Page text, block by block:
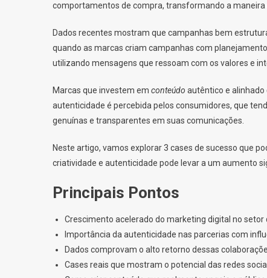
comportamentos de compra, transformando a
Dados recentes mostram que campanhas bem
quando as marcas criam campanhas com
utilizando mensagens que ressoam com os valores e
Marcas que investem em conteúdo autêntico e alinhado
autenticidade é percebida pelos consumidores, que
genuínas e transparentes em suas comunicações.
Neste artigo, vamos explorar 3 cases de sucesso que
criatividade e autenticidade pode levar a um aumento
Principais Pontos
Crescimento acelerado do marketing digital no setor
Importância da autenticidade nas parcerias com
Dados comprovam o alto retorno dessas
Cases reais que mostram o potencial das redes